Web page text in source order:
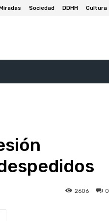
Sociedad DDHH Cultura
0
2606